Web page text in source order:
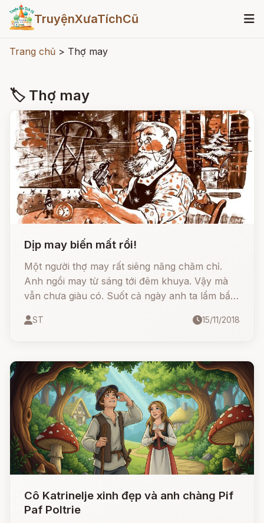
TruyệnXưaTíchCũ
Trang chủ > Thợ may
🏷 Thợ may
Dịp may biến mất rồi!
Một người thợ may rất siêng năng chăm chỉ.
Anh ngồi may từ sáng tới đêm khuya. Vậy mà
vẫn chưa giàu có. Suốt cả ngày anh ta lẩm bẩm
của ta đâu?”
ST 15/11/2018
Cô Katrinelje xinh đẹp và anh chàng Pif
Paf Poltrie